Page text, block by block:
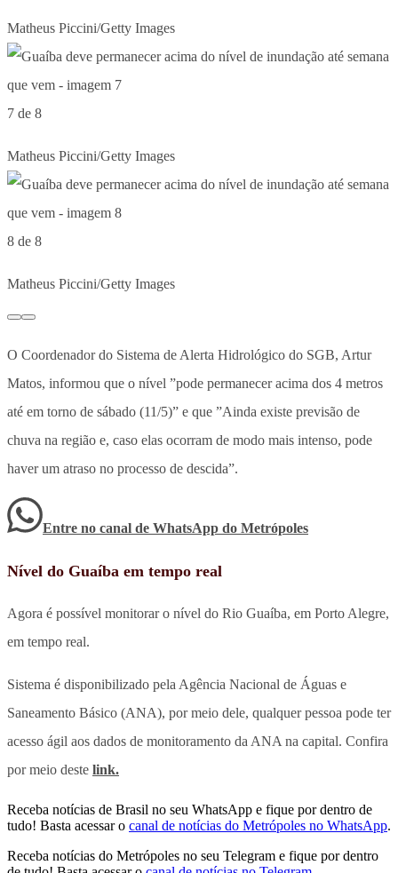
Matheus Piccini/Getty Images
7 de 8
Matheus Piccini/Getty Images
8 de 8
Matheus Piccini/Getty Images
O Coordenador do Sistema de Alerta Hidrológico do SGB, Artur
Matos, informou que o nível ”pode permanecer acima dos 4 metros
até em torno de sábado (11/5)” e que ”Ainda existe previsão de
chuva na região e, caso elas ocorram de modo mais intenso, pode
haver um atraso no processo de descida”.
Entre no canal de WhatsApp do Metrópoles
Nível do Guaíba em tempo real
Agora é possível monitorar o nível do Rio Guaíba, em Porto Alegre,
em tempo real.
Sistema é disponibilizado pela Agência Nacional de Águas e
Saneamento Básico (ANA), por meio dele, qualquer pessoa pode ter
acesso ágil aos dados de monitoramento da ANA na capital. Confira
por meio deste link.
Receba notícias de Brasil no seu WhatsApp e fique por dentro de
tudo! Basta acessar o canal de notícias do Metrópoles no WhatsApp.
Receba notícias do Metrópoles no seu Telegram e fique por dentro